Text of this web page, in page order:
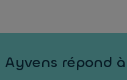
Ayvens répond